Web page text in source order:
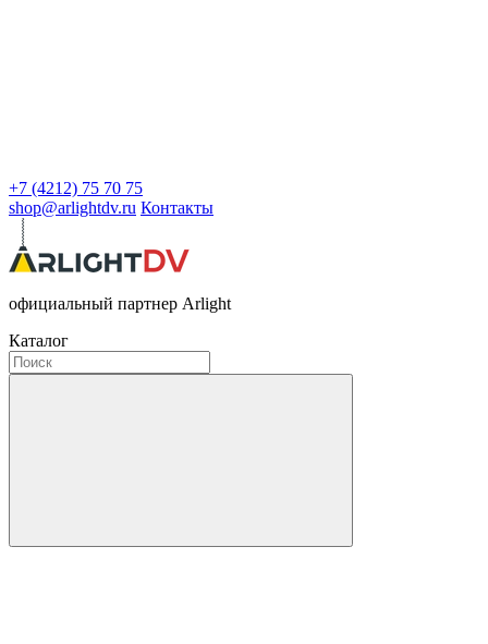
+7 (4212) 75 70 75
shop@arlightdv.ru Контакты
официальный партнер Arlight
Каталог